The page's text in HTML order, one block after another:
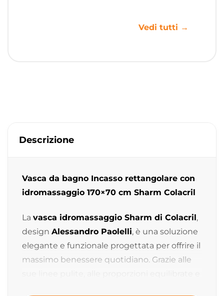
Vedi tutti →
Descrizione
Vasca da bagno Incasso rettangolare con
idromassaggio 170×70 cm Sharm Colacril
La vasca idromassaggio Sharm di Colacril,
design Alessandro Paolelli, è una soluzione
elegante e funzionale progettata per offrire il
massimo benessere quotidiano. Grazie alle